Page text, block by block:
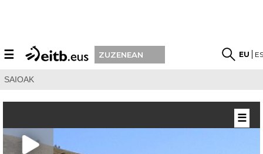
☰ ZUZENEAN EU
SAIOAK
☰